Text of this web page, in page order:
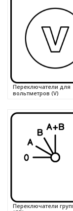
Переключатели для
вольтметров (V)
Переключатели